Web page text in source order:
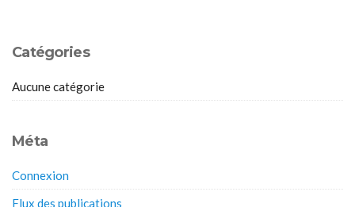
Catégories
Aucune catégorie
Méta
Connexion
Flux des publications